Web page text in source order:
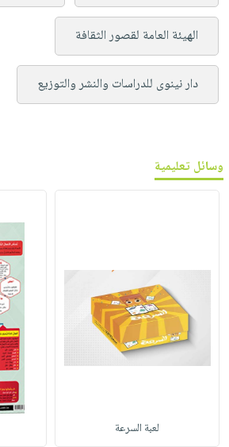
الهيئة العامة لقصور الثقافة
دار نينوى للدراسات والنشر والتوزيع
وسائل تعليمية
لعبة السرعة